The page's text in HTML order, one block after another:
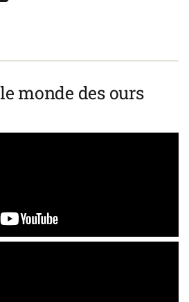
monde des ours